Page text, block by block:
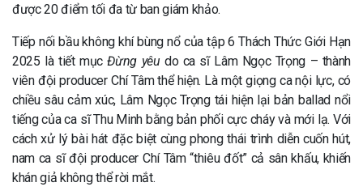
được 20 điểm tối đa từ ban giám khảo.
Tiếp nối bầu không khí bùng nổ của tập 6 Thách Thức Giới Hạn
2025 là tiết mụcĐừng yêu do ca sĩ Lâm Ngọc Trọng – thành
viên đội producer Chí Tâm thể hiện. Là một giọng ca nội lực, có
chiều sâu cảm xúc, Lâm Ngọc Trọng tái hiện lại bản ballad nổi
tiếng của ca sĩ Thu Minh bằng bản phối cực cháy và mới lạ. Với
cách xử lý bài hát đặc biệt cùng phong thái trình diễn cuốn hút,
nam ca sĩ đội producer Chí Tâm “thiêu đốt” cả sân khấu, khiến
khán giả không thể rời mắt.